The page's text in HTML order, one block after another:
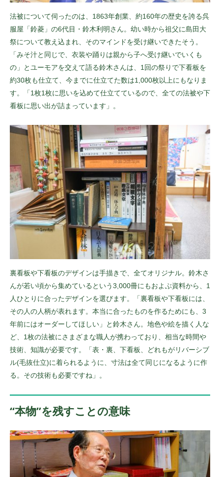
法被について伺ったのは、1863年創業、約160年の歴史を誇る呉
服屋「鈴菱」の6代目・鈴木利明さん。幼い時から祖父に島田大
祭について教え込まれ、そのマインドを受け継いできたそう。
「みそ汁と同じで、衣装や踊りは親から子へ受け継いでいくも
の」とユーモアを交えて語る鈴木さんは、1回の祭りで下看板を
約30枚も仕立て、今までに仕立てた数は1,000枚以上にもなりま
す。「1枚1枚に思いを込めて仕立てているので、全ての法被や下
看板に思い出が詰まっています」。
裏看板や下看板のデザインは手描きで、全てオリジナル。鈴木さ
んが若い頃から集めているという3,000冊にもおよぶ資料から、1
人ひとりに合ったデザインを選びます。「裏看板や下看板には、
その人の人柄が表れます。本当に合ったものを作るためにも、3
年前にはオーダーしてほしい」と鈴木さん。地色や絵を描く人な
ど、1枚の法被にさまざまな職人が携わっており、相当な時間や
技術、知識が必要です。「表・裏、下看板、どれもがリバーシブ
ル(毛抜仕立)に着られるように、寸法は全て同じになるように作
る。その技術も必要ですね」。
“本物”を残すことの意味